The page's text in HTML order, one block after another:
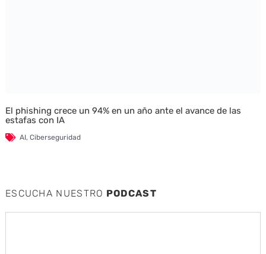
El phishing crece un 94% en un año ante el avance de las
estafas con IA
AI, Ciberseguridad
ESCUCHA NUESTRO PODCAST